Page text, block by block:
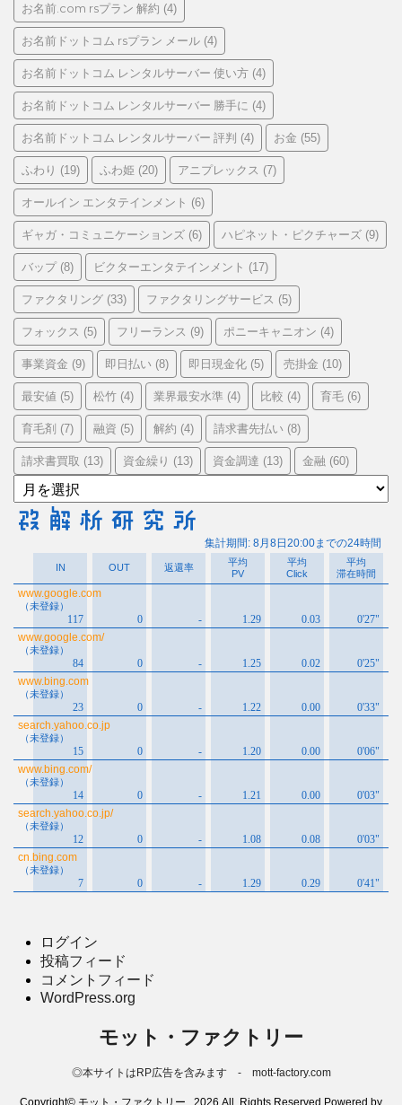
お名前.com rsプラン 解約 (4)
お名前ドットコム rsプラン メール (4)
お名前ドットコム レンタルサーバー 使い方 (4)
お名前ドットコム レンタルサーバー 勝手に (4)
お名前ドットコム レンタルサーバー 評判 (4) お金 (55)
ふわり (19) ふわ姫 (20) アニプレックス (7)
オールイン エンタテインメント (6)
ギャガ・コミュニケーションズ (6) ハピネット・ピクチャーズ (9)
バップ(8) ビクターエンタテインメント (17)
ファクタリング (33) ファクタリングサービス (5)
フォックス (5) フリーランス (9) ポニーキャニオン (4)
事業資金 (9) 即日払い (8) 即日現金化 (5) 売掛金 (10)
最安値 (5) 松竹 (4) 業界最安水準 (4) 比較 (4) 育毛 (6)
育毛剤 (7) 融資 (5) 解約 (4) 請求書先払い (8)
請求書買取 (13) 資金繰り (13) 資金調達 (13) 金融 (60)
ア
ー
カ
ログイン
投稿フィード
コメントフィード
WordPress.org
モット・ファクトリー
◎本サイトはRP広告を含みます - mott-factory.com
Copyright© モット・ファクトリー , 2026 All Rights Reserved Powered by